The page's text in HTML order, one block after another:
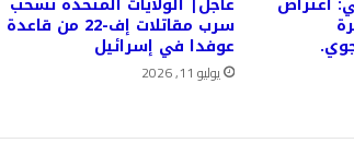
سرب مقاتلات إف-22 من قاعدة
عوفدا في إسرائيل
يوليو 11, 2026